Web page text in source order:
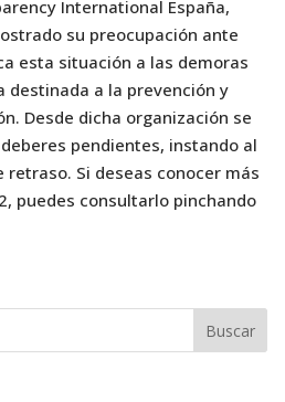
International España,
su preocupación ante
esta situación a las demoras
destinada a la prevención y
Desde dicha organización se
pendientes, instando al
Si deseas conocer más
puedes consultarlo pinchando